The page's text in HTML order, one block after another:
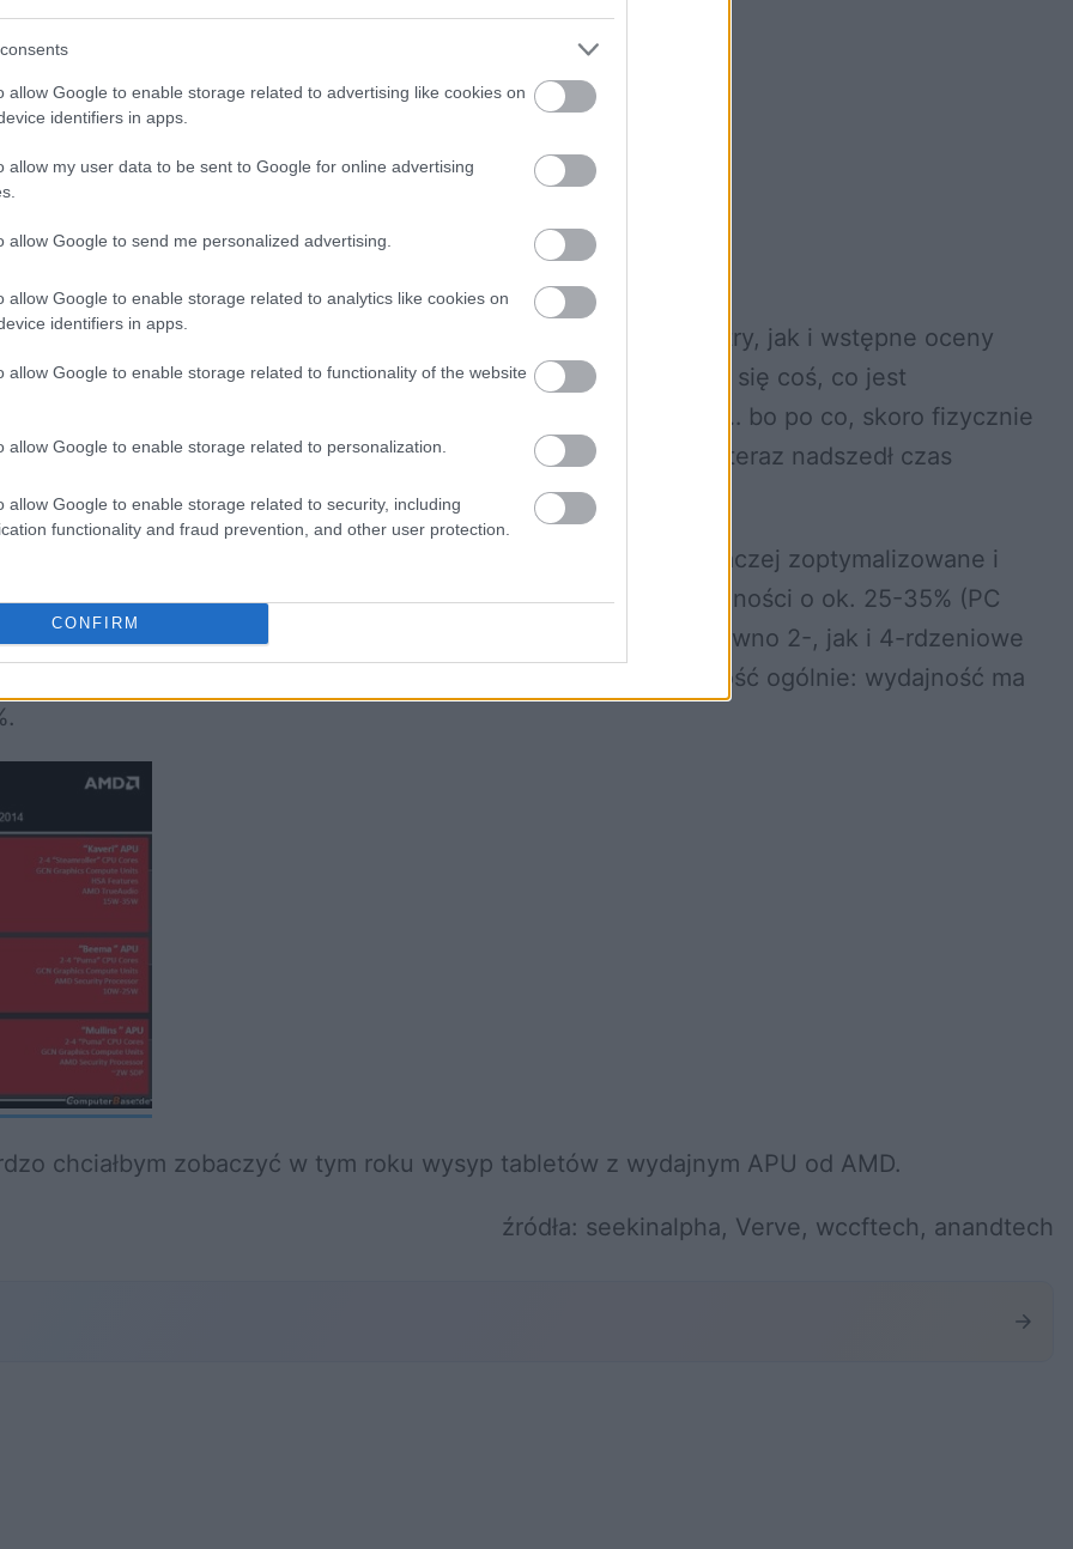
allow Google to enable storage related to advertising like cookies on
identifiers in apps.
allow my user data to be sent to Google for online advertising
allow Google to send me personalized advertising.
allow Google to enable storage related to analytics like cookies on
identifiers in apps.
allow Google to enable storage related to functionality of the website
allow Google to enable storage related to personalization.
allow Google to enable storage related to security, including
functionality and fraud prevention, and other user protection.
CONFIRM
ad
nowe SoC dla rynku mobilnego: Temash Zarówno jego parametry, jak i wstępne oceny
czekał na wydajny procesor z dopracowaną grafiką. I stało się coś, co jest
opóźniała premierę, potem dostawy, nie tworzyła marketingu… bo po co, skoro fizycznie
swoich klientów i zniechęciła rynek. Ale co było to było, teraz nadszedł czas
rynkutabletówma być rodzina procesorów Mullins.
28nm, co poprzednie Jaguary (AMD Temash), są jednak inaczej zoptymalizowane i
nieujawnionych jeszcze rozwiązań dało przyrost wydajności o ok. 25-35% (PC
o prawie połowę TDP (od 2 W do 4,5 W) . W rodzinie będą zarówno 2-, jak i 4-rdzeniowe
mówi się o czterech różnych chipach), przy czym znów dość ogólnie: wydajność ma
chciałbym zobaczyć w tym roku wysyp tabletów z wydajnym APU od AMD.
źródła: seekinalpha, Verve, wccftech, anandtech